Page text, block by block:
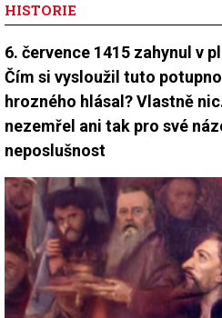
HISTORIE
6. července 1415 zahynul v
Čím si vysloužil tuto
hrozného hlásal? Vlastně
nezemřel ani tak pro své
neposlušnost